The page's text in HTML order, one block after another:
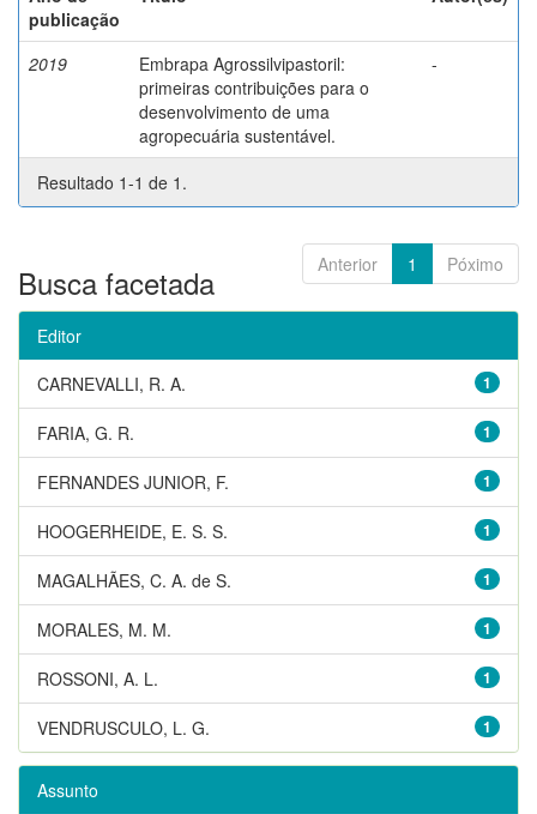
publicação
2019
Embrapa Agrossilvipastoril:
primeiras contribuições para o
desenvolvimento de uma
agropecuária sustentável.
-
Resultado 1-1 de 1.
Anterior 1 Póximo
Busca facetada
Editor
1
CARNEVALLI, R. A.
1
FARIA, G. R.
1
FERNANDES JUNIOR, F.
1
HOOGERHEIDE, E. S. S.
1
MAGALHÃES, C. A. de S.
1
MORALES, M. M.
1
ROSSONI, A. L.
1
VENDRUSCULO, L. G.
Assunto